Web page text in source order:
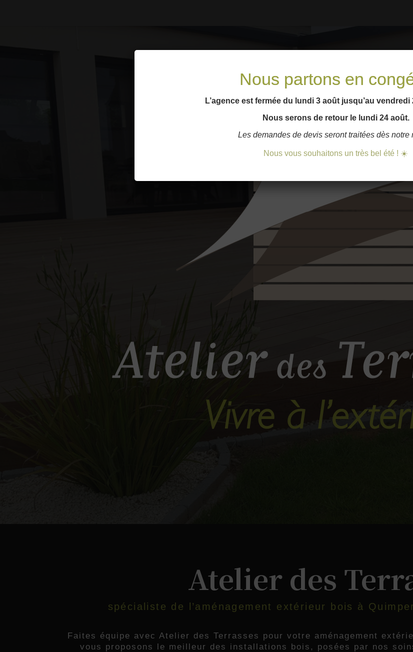
Atelier des
spécialiste de l’aménagement extérieur bois à
Faites équipe avec Atelier des Terrasses pour votre aménagement
vous proposons le meilleur des installations bois, posées par nos
Nous partons en
L’agence est fermée du lundi 3 août jusqu’au
Nous serons de retour le lundi 24 août.
Les demandes de devis seront traitées dès notre
Nous vous souhaitons un très bel été ! ☀️